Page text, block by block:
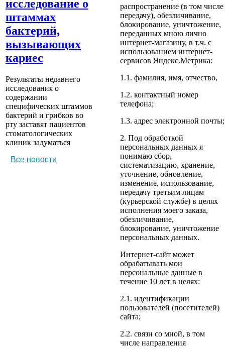
исследование о
штаммах
бактерий,
вызывающих
кариес
Результаты недавнего
исследования о
содержании
специфических штаммов
бактерий и грибков во
рту заставят пациентов
стоматологических
клиник задуматься
Все новости
распространение (в том числе
передачу), обезличивание,
блокирование, уничтожение,
переданных мною лично
интернет-магазину, в т.ч. с
использованием интернет-
сервисов Яндекс.Метрика:
1.1. фамилия, имя, отчество,
1.2. контактный номер
телефона;
1.3. адрес электронной почты;
2. Под обработкой
персональных данных я
понимаю сбор,
систематизацию, хранение,
уточнение, обновление,
изменение, использование,
передачу третьим лицам
(курьерской службе) в целях
исполнения моего заказа,
обезличивание,
блокирование, уничтожение
персональных данных.
Интернет-сайт может
обрабатывать мои
персональные данные в
течение 10 лет в целях:
2.1. идентификации
пользователей (посетителей)
сайта;
2.2. связи со мной, в том
числе направления